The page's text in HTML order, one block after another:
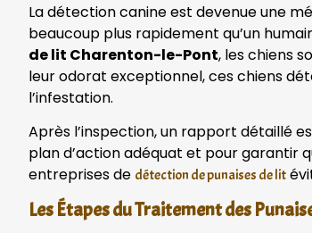
La détection canine est devenue une
beaucoup plus rapidement qu’un
de lit Charenton-le-Pont, les chiens
leur odorat exceptionnel, ces chiens
l’infestation.
Après l’inspection, un rapport détaillé
plan d’action adéquat et pour garantir
entreprises de détection de punaises de lit
Les Étapes du Traitement des